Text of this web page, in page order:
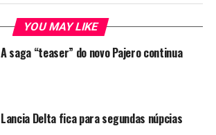
YOU MAY LIKE
A saga “teaser” do novo Pajero continua
Lancia Delta fica para segundas núpcias